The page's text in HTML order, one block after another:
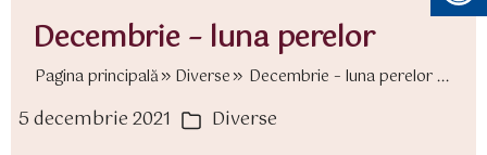
Decembrie – luna perelor
Pagina principală Diverse Decembrie – luna perelor ...
5 decembrie 2021 Categorii
Diverse